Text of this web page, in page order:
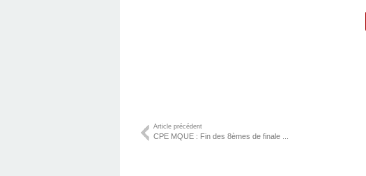
Article précédent
CPE MQUE : Fin des 8èmes de finale ...